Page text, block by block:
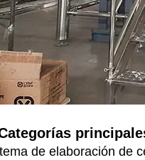
de elaboración de